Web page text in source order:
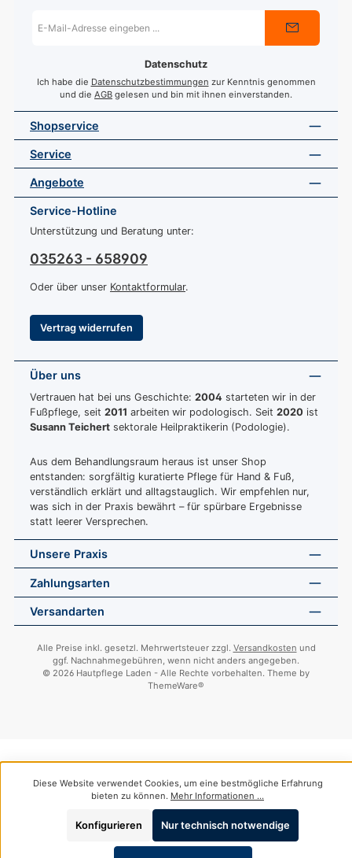
Mail-
Datenschutz
Ich habe die Datenschutzbestimmungen zur Kenntnis genommen
und die AGB gelesen und bin mit ihnen einverstanden.
Shopservice
Service
Angebote
Service-Hotline
Unterstützung und Beratung unter:
035263 - 658909
Oder über unser Kontaktformular.
Vertrag widerrufen
Über uns
Vertrauen hat bei uns Geschichte: 2004 starteten wir in der
Fußpflege, seit 2011 arbeiten wir podologisch. Seit 2020 ist
Susann Teichert sektorale Heilpraktikerin (Podologie).
Aus dem Behandlungsraum heraus ist unser Shop
entstanden: sorgfältig kuratierte Pflege für Hand & Fuß,
verständlich erklärt und alltagstauglich. Wir empfehlen nur,
was sich in der Praxis bewährt – für spürbare Ergebnisse
statt leerer Versprechen.
Unsere Praxis
Zahlungsarten
Versandarten
Alle Preise inkl. gesetzl. Mehrwertsteuer zzgl. Versandkosten und
ggf. Nachnahmegebühren, wenn nicht anders angegeben.
© 2026 Hautpflege Laden - Alle Rechte vorbehalten. Theme by
ThemeWare®
Diese Website verwendet Cookies, um eine bestmögliche Erfahrung
bieten zu können. Mehr Informationen ...
Nur technisch notwendige
Konfigurieren